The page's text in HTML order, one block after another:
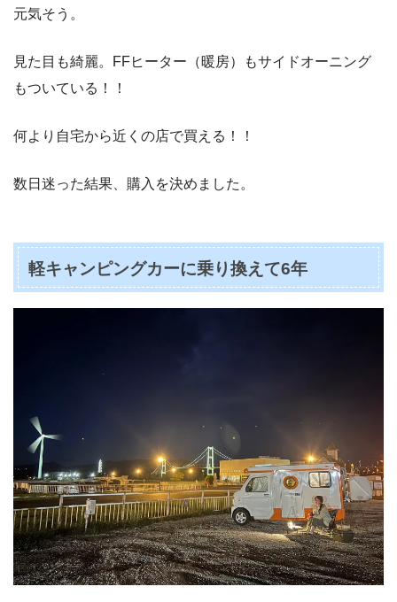
元気そう。
見た目も綺麗。FFヒーター（暖房）もサイドオーニング
もついている！！
何より自宅から近くの店で買える！！
数日迷った結果、購入を決めました。
軽キャンピングカーに乗り換えて6年